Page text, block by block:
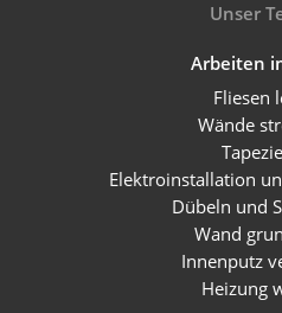
Unser
Arbeiten
Fliesen
Wände
Elektroinstallation
Dübeln und
Wand
Innenputz
Heizung